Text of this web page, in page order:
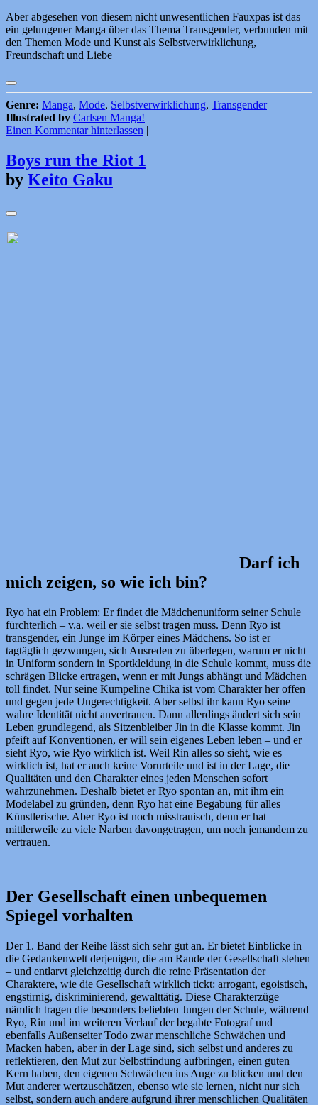
Aber abgesehen von diesem nicht unwesentlichen Fauxpas ist das
ein gelungener Manga über das Thema Transgender, verbunden mit
den Themen Mode und Kunst als Selbstverwirklichung,
Freundschaft und Liebe
Genre: Manga, Mode, Selbstverwirklichung, Transgender
Illustrated by Carlsen Manga!
Einen Kommentar hinterlassen |
Boys run the Riot 1
by Keito Gaku
Darf ich
mich zeigen, so wie ich bin?
Ryo hat ein Problem: Er findet die Mädchenuniform seiner Schule
fürchterlich – v.a. weil er sie selbst tragen muss. Denn Ryo ist
transgender, ein Junge im Körper eines Mädchens. So ist er
tagtäglich gezwungen, sich Ausreden zu überlegen, warum er nicht
in Uniform sondern in Sportkleidung in die Schule kommt, muss die
schrägen Blicke ertragen, wenn er mit Jungs abhängt und Mädchen
toll findet. Nur seine Kumpeline Chika ist vom Charakter her offen
und gegen jede Ungerechtigkeit. Aber selbst ihr kann Ryo seine
wahre Identität nicht anvertrauen. Dann allerdings ändert sich sein
Leben grundlegend, als Sitzenbleiber Jin in die Klasse kommt. Jin
pfeift auf Konventionen, er will sein eigenes Leben leben – und er
sieht Ryo, wie Ryo wirklich ist. Weil Rin alles so sieht, wie es
wirklich ist, hat er auch keine Vorurteile und ist in der Lage, die
Qualitäten und den Charakter eines jeden Menschen sofort
wahrzunehmen. Deshalb bietet er Ryo spontan an, mit ihm ein
Modelabel zu gründen, denn Ryo hat eine Begabung für alles
Künstlerische. Aber Ryo ist noch misstrauisch, denn er hat
mittlerweile zu viele Narben davongetragen, um noch jemandem zu
vertrauen.
Der Gesellschaft einen unbequemen
Spiegel vorhalten
Der 1. Band der Reihe lässt sich sehr gut an. Er bietet Einblicke in
die Gedankenwelt derjenigen, die am Rande der Gesellschaft stehen
– und entlarvt gleichzeitig durch die reine Präsentation der
Charaktere, wie die Gesellschaft wirklich tickt: arrogant, egoistisch,
engstirnig, diskriminierend, gewalttätig. Diese Charakterzüge
nämlich tragen die besonders beliebten Jungen der Schule, während
Ryo, Rin und im weiteren Verlauf der begabte Fotograf und
ebenfalls Außenseiter Todo zwar menschliche Schwächen und
Macken haben, aber in der Lage sind, sich selbst und anderes zu
reflektieren, den Mut zur Selbstfindung aufbringen, einen guten
Kern haben, den eigenen Schwächen ins Auge zu blicken und den
Mut anderer wertzuschätzen, ebenso wie sie lernen, nicht nur sich
selbst, sondern auch andere aufgrund ihrer menschlichen Qualitäten